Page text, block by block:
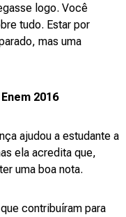
logo. Você
tudo. Estar por
mas uma
2016
ajudou a estudante a
ela acredita que,
uma boa nota.
contribuíram para